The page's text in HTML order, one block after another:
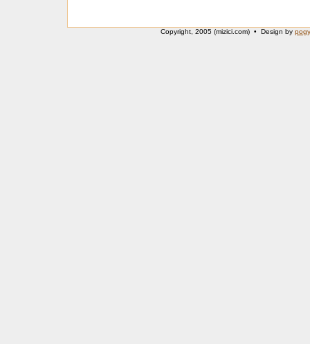
Copyright, 2005 (mizici.com) • Design by